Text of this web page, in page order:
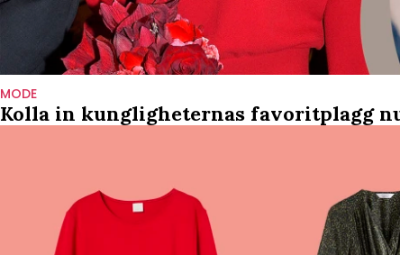
MODE
Kolla in kungligheternas favoritplagg